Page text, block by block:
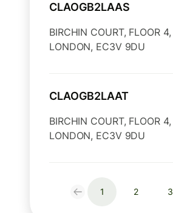
CLAOGB2LAAS
BIRCHIN COURT, FLOOR 4,
LONDON, EC3V 9DU
CLAOGB2LAAT
BIRCHIN COURT, FLOOR 4,
LONDON, EC3V 9DU
1 2 3